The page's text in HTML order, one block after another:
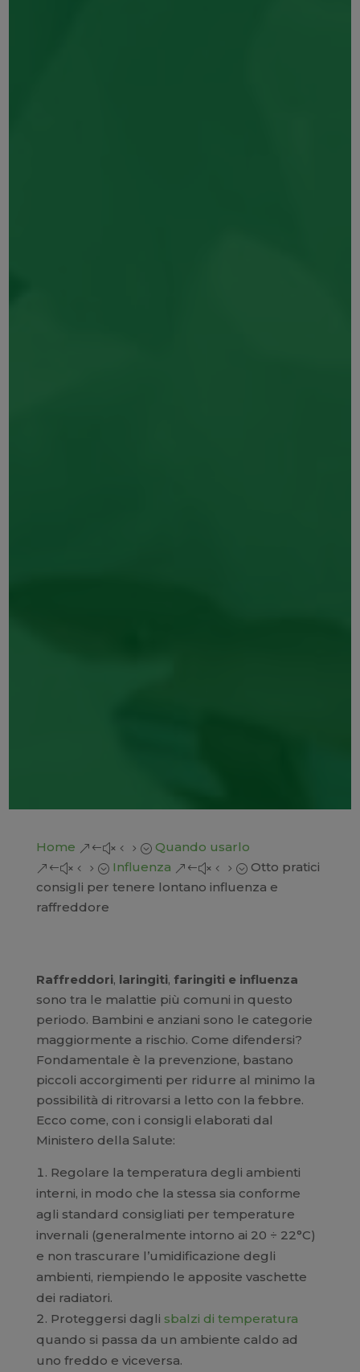
Home &#x45; Quando usarlo
&#x45; Influenza &#x45; Otto pratici
consigli per tenere lontano influenza e
raffreddore
Raffreddori, laringiti, faringiti e influenza
sono tra le malattie più comuni in questo
periodo. Bambini e anziani sono le categorie
maggiormente a rischio. Come difendersi?
Fondamentale è la prevenzione, bastano
piccoli accorgimenti per ridurre al minimo la
possibilità di ritrovarsi a letto con la febbre.
Ecco come, con i consigli elaborati dal
Ministero della Salute:
Regolare la temperatura degli ambienti
interni, in modo che la stessa sia conforme
agli standard consigliati per temperature
invernali (generalmente intorno ai 20 ÷ 22°C)
e non trascurare l’umidificazione degli
ambienti, riempiendo le apposite vaschette
dei radiatori.
Proteggersi dagli sbalzi di temperatura
quando si passa da un ambiente caldo ad
uno freddo e viceversa.